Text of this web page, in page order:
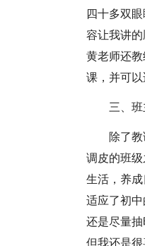
四十多双
容让我讲
黄老师还
课，并可以
三、
除了
调皮的班
生活，养
适应了初
还是尽量
但我还是